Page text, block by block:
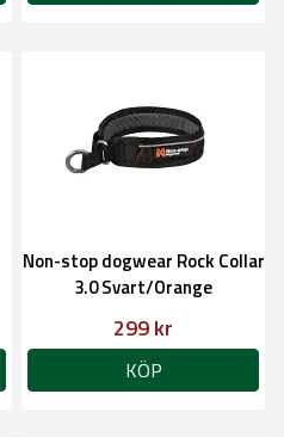
Non-stop dogwear Rock Collar
3.0 Svart/Orange
299 kr
KÖP